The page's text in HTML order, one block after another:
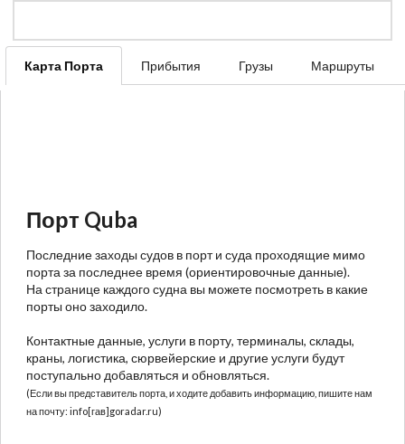
Карта Порта Прибытия Грузы Маршруты
Порт Quba
Последние заходы судов в порт и суда проходящие мимо
порта за последнее время (ориентировочные данные).
На странице каждого судна вы можете посмотреть в какие
порты оно заходило.
Контактные данные, услуги в порту, терминалы, склады,
краны, логистика, сюрвейерские и другие услуги будут
поступально добавляться и обновляться.
(Если вы представитель порта, и ходите добавить информацию, пишите нам
на почту: info[гав]goradar.ru)